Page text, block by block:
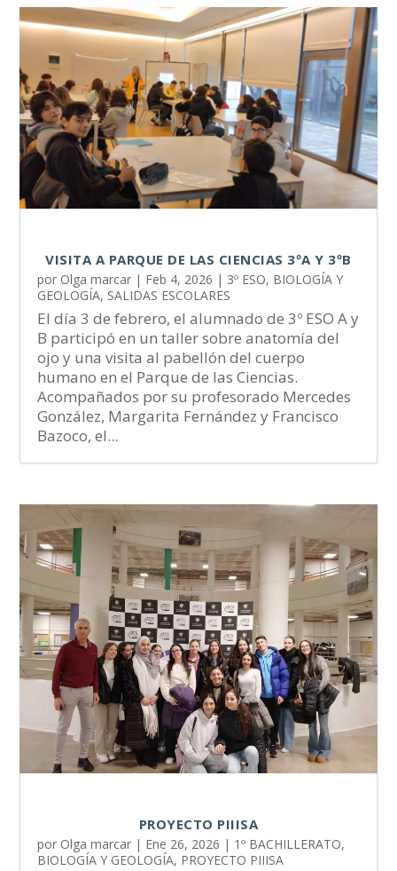
VISITA A PARQUE DE LAS CIENCIAS 3ºA Y 3ºB
por Olga marcar | Feb 4, 2026 | 3º ESO, BIOLOGÍA Y
GEOLOGÍA, SALIDAS ESCOLARES
El día 3 de febrero, el alumnado de 3º ESO A y
B participó en un taller sobre anatomía del
ojo y una visita al pabellón del cuerpo
humano en el Parque de las Ciencias.
Acompañados por su profesorado Mercedes
González, Margarita Fernández y Francisco
Bazoco, el...
PROYECTO PIIISA
por Olga marcar | Ene 26, 2026 | 1º BACHILLERATO,
BIOLOGÍA Y GEOLOGÍA, PROYECTO PIIISA